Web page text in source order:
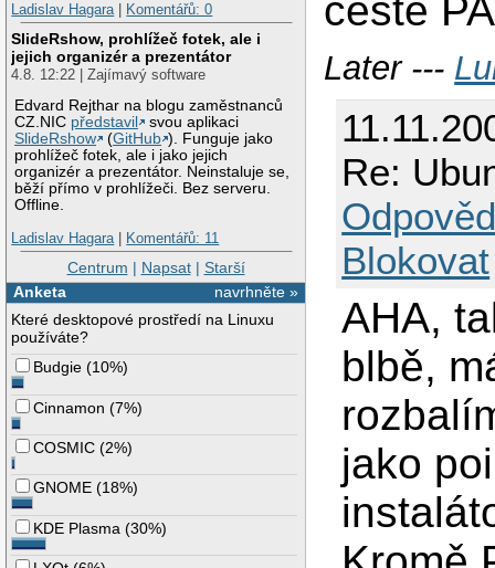
Ladislav Hagara| Komentářů: 0
SlideRshow, prohlížeč fotek, ale i
jejich organizér a prezentátor
4.8. 12:22 | Zajímavý software
Edvard Rejthar na blogu zaměstnanců
CZ.NIC představil
svou aplikaci
SlideRshow
(GitHub ). Funguje jako
prohlížeč fotek, ale i jako jejich
organizér a prezentátor. Neinstaluje se,
běží přímo v prohlížeči. Bez serveru.
Offline.
Ladislav Hagara| Komentářů: 11
Centrum | Napsat| Starší
navrhněte »
Anketa
Které desktopové prostředí na Linuxu
používáte?
Budgie (10%)
Cinnamon (7%)
COSMIC (2%)
GNOME (18%)
KDE Plasma (30%)
cestě
Later ---
Re:
Blokovat
AHA,
blbě,
jako